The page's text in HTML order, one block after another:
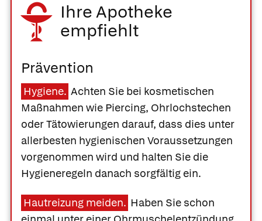
Ihre Apotheke
empfiehlt
Prävention
Hygiene. Achten Sie bei kosmetischen
Maßnahmen wie Piercing, Ohrlochstechen
oder Tätowierungen darauf, dass dies unter
allerbesten hygienischen Voraussetzungen
vorgenommen wird und halten Sie die
Hygieneregeln danach sorgfältig ein.
Hautreizung meiden. Haben Sie schon